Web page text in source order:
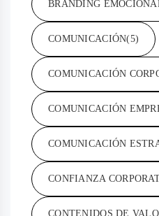
BRANDING
COMUNICACIÓN(5)
COMUNICACIÓN
COMUNICACIÓN
COMUNICACIÓN
CONFIANZA
CONTENIDOS DE